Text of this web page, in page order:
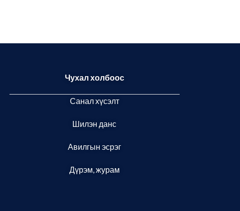
Чухал холбоос
Санал хүсэлт
Шилэн данс
Авилгын эсрэг
Дүрэм, журам